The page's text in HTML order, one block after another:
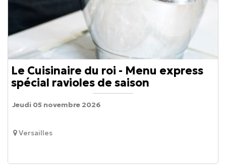
Le Cuisinaire du roi - Menu express
spécial ravioles de saison
Versailles
Jeudi 05 novembre 2026